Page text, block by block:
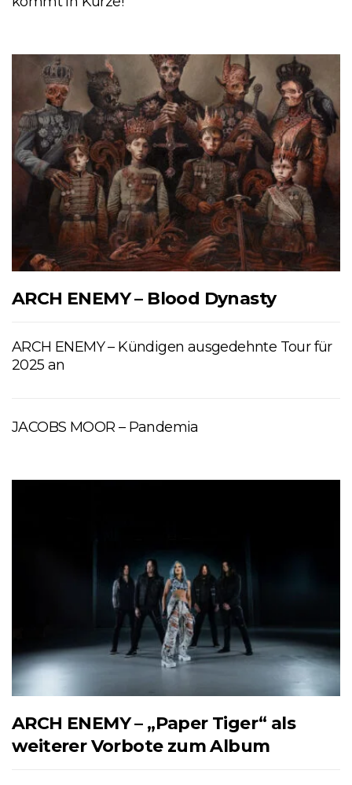
ARCH ENEMY – Blood Dynasty
ARCH ENEMY – Kündigen ausgedehnte Tour für
2025 an
JACOBS MOOR – Pandemia
ARCH ENEMY – „Paper Tiger“ als
weiterer Vorbote zum Album